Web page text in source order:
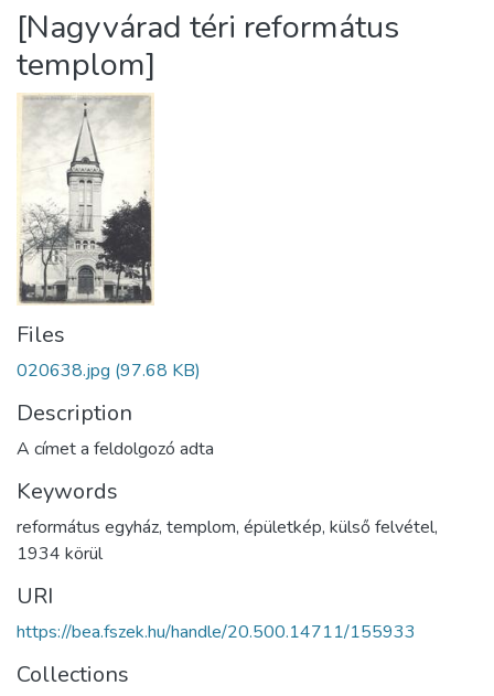
Statistics
About us
[Nagyvárad téri református
templom]
Files
020638.jpg (97.68 KB)
Description
A címet a feldolgozó adta
Keywords
református egyház, templom, épületkép, külső felvétel,
1934 körül
URI
https://bea.fszek.hu/handle/20.500.14711/155933
Collections